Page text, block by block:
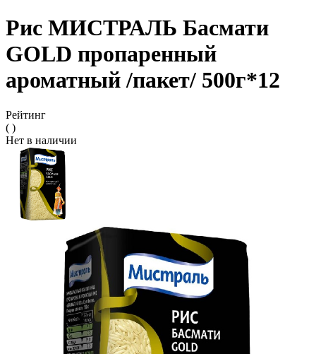
Рис МИСТРАЛЬ Басмати
GOLD пропаренный
ароматный /пакет/ 500г*12
Рейтинг
( )
Нет в наличии